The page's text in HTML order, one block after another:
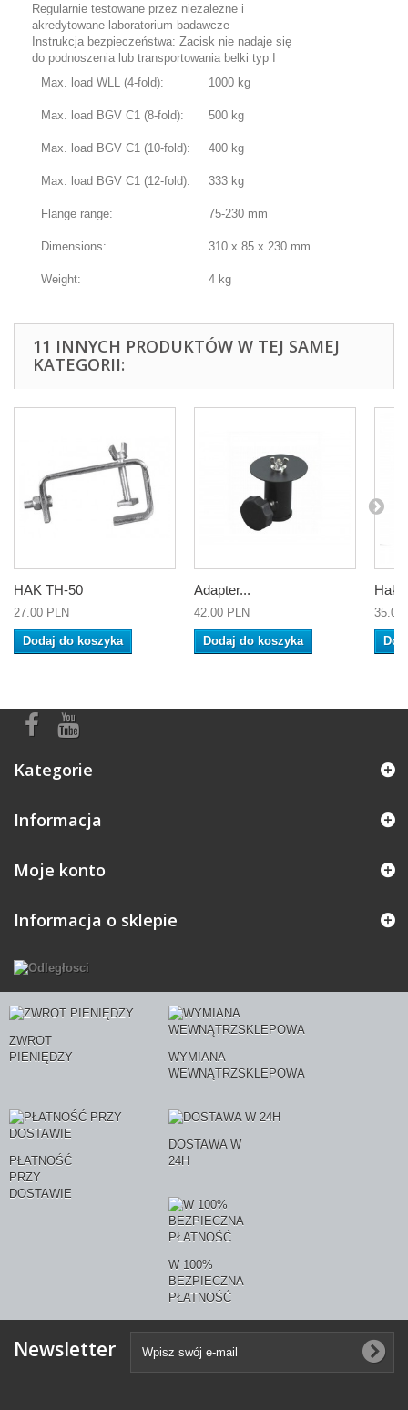
Regularnie testowane przez niezależne i
akredytowane laboratorium badawcze
Instrukcja bezpieczeństwa: Zacisk nie nadaje się
do podnoszenia lub transportowania belki typ I
Max. load WLL (4-fold):
1000 kg
Max. load BGV C1 (8-fold): 500 kg
Max. load BGV C1 (10-fold): 400 kg
Max. load BGV C1 (12-fold): 333 kg
Flange range: 75-230 mm
Dimensions: 310 x 85 x 230 mm
Weight: 4 kg
11 INNYCH PRODUKTÓW W TEJ SAMEJ
KATEGORII:
HAK TH-50
27.00 PLN
Dodaj do koszyka
Adapter...
42.00 PLN
Dodaj do koszyka
Hak
35.00
Kategorie
Informacja
Moje konto
Informacja o sklepie
ZWROT
PIENIĘDZY
WYMIANA
WEWNĄTRZSKLEPOWA
PŁATNOŚĆ
PRZY
DOSTAWIE
DOSTAWA W
24H
W 100%
BEZPIECZNA
PŁATNOŚĆ
Newsletter